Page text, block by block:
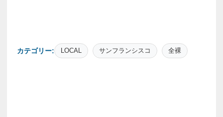
カテゴリー: LOCAL サンフランシスコ 全裸